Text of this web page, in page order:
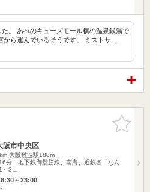
。 あべのキューズモール横の温泉銭湯で
から運んでいるそうです。 ミストサ…
お気に入
りに追加
阪市中央区
大阪難波駅188m
分 地下鉄御堂筋線、南海、近鉄各「なん
～3…
～23:00